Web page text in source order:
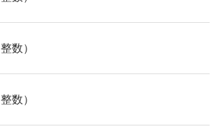
整数）
整数）